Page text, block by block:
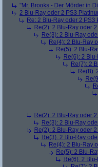
"Mr. Brooks - Der Mörder in
2 Blu-Ray oder 2 PS3
Re: 2 Blu-Ray oder 2 PS3
Re(2): 2 Blu-Ray oder
Re(3): 2 Blu-Ray
Re(4): 2 Blu-Ray
Re(5): 2 Blu-
Re(6): 2
Re(7): 2
Re(8):
Re(2): 2 Blu-Ray oder
Re(3): 2 Blu-Ray
Re(2): 2 Blu-Ray oder
Re(3): 2 Blu-Ray
Re(4): 2 Blu-Ray
Re(5): 2 Blu-
Re(6): 2